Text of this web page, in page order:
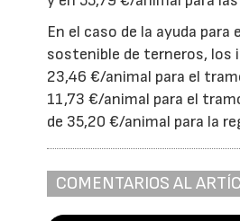
En el caso de la ayuda para
sostenible de terneros, los
23,46 €/animal para el
11,73 €/animal para el
de 35,20 €/animal para la
COMENTARIOS AL